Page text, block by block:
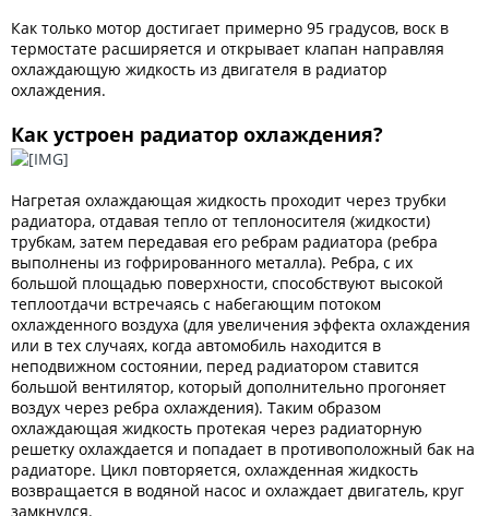
Как только мотор достигает примерно 95 градусов, воск в
термостате расширяется и открывает клапан направляя
охлаждающую жидкость из двигателя в радиатор
охлаждения.
Как устроен радиатор охлаждения?
Нагретая охлаждающая жидкость проходит через трубки
радиатора, отдавая тепло от теплоносителя (жидкости)
трубкам, затем передавая его ребрам радиатора (ребра
выполнены из гофрированного металла). Ребра, с их
большой площадью поверхности, способствуют высокой
теплоотдачи встречаясь с набегающим потоком
охлажденного воздуха (для увеличения эффекта охлаждения
или в тех случаях, когда автомобиль находится в
неподвижном состоянии, перед радиатором ставится
большой вентилятор, который дополнительно прогоняет
воздух через ребра охлаждения). Таким образом
охлаждающая жидкость протекая через радиаторную
решетку охлаждается и попадает в противоположный бак на
радиаторе. Цикл повторяется, охлажденная жидкость
возвращается в водяной насос и охлаждает двигатель, круг
замкнулся.